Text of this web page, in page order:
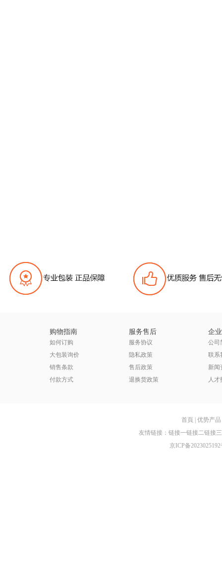
购物指南
如何订购
大包装询价
销售条款
付款方式
服务售后
服务协议
隐私政策
售后政策
退换货政策
企
公司
联系
新闻
人才
首頁 优势产品
友情链接： 链接一链接二链接三
京ICP备